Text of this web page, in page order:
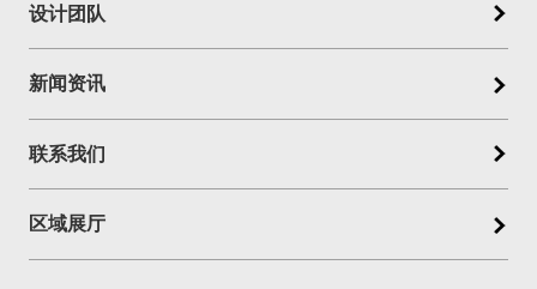
设计团队
新闻资讯
联系我们
区域展厅